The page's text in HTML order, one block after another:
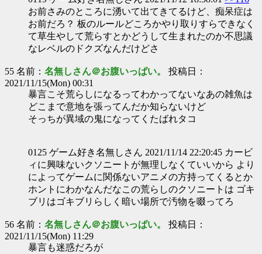
お前さみのところに湧いて出てきてるけど、痴呆症は
お前だろ？ 板のルールどころかやり取りすらできなく
て草生やして荒らすとかどうして生まれたのか不思議
なレベルのドクズなんだけどさ
55 名前： 名無しさん＠お腹いっぱい。 投稿日：
2021/11/15(Mon) 00:31
暴言こそ荒らしになるってわかってないなあの雑魚は
どこまで意地を張ってんだか知らないけど
そっちが異域の鬼になってくたばれタコ
0125 ゲーム好き名無しさん 2021/11/14 22:20:45 カービ
ィに興味ないクソニートが無理しなくていいから より
によってゲームに関係ないアニメの方持ってくるとか
ホントにわかなんだなこの荒らしのクソニートは ゴキ
ブリはゴキブリらしく暗い場所で汚物を啜ってろ
56 名前： 名無しさん＠お腹いっぱい。 投稿日：
2021/11/15(Mon) 11:29
暴言も迷惑だろが